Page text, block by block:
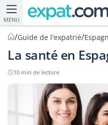
MENU
/Guide de l'expatrié/
La santé en
10 min de lecture